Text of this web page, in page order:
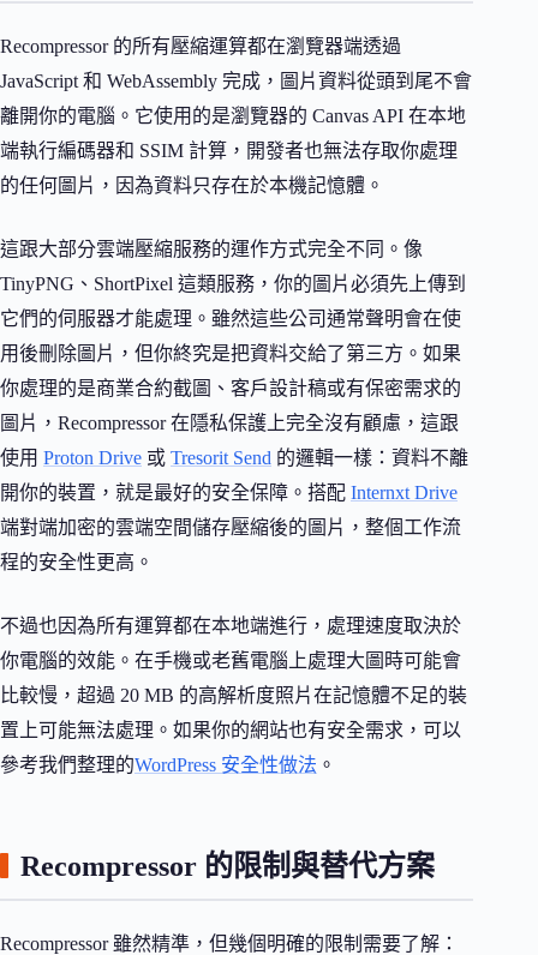
Recompressor 的所有壓縮運算都在瀏覽器端透過
JavaScript 和 WebAssembly 完成，圖片資料從頭到尾不會
離開你的電腦。它使用的是瀏覽器的 Canvas API 在本地
端執行編碼器和 SSIM 計算，開發者也無法存取你處理
的任何圖片，因為資料只存在於本機記憶體。
這跟大部分雲端壓縮服務的運作方式完全不同。像
TinyPNG、ShortPixel 這類服務，你的圖片必須先上傳到
它們的伺服器才能處理。雖然這些公司通常聲明會在使
用後刪除圖片，但你終究是把資料交給了第三方。如果
你處理的是商業合約截圖、客戶設計稿或有保密需求的
圖片，Recompressor 在隱私保護上完全沒有顧慮，這跟
使用 Proton Drive 或 Tresorit Send 的邏輯一樣：資料不離
開你的裝置，就是最好的安全保障。搭配 Internxt Drive
端對端加密的雲端空間儲存壓縮後的圖片，整個工作流
程的安全性更高。
不過也因為所有運算都在本地端進行，處理速度取決於
你電腦的效能。在手機或老舊電腦上處理大圖時可能會
比較慢，超過 20 MB 的高解析度照片在記憶體不足的裝
置上可能無法處理。如果你的網站也有安全需求，可以
參考我們整理的WordPress 安全性做法 。
Recompressor 的限制與替代方案
Recompressor 雖然精準，但幾個明確的限制需要了解：